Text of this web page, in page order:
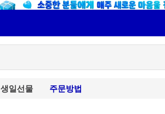
생일선물 주문방법